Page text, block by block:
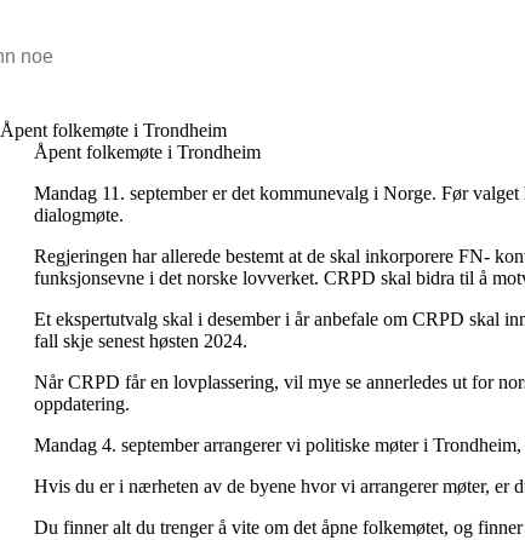
Kampsaker
Skansgård-forelesningen
Medlemsrådet
Bente Skansgårds
Åpent folkemøte i Trondheim
Åpent folkemøte i Trondheim
Mandag 11. september er det kommunevalg i Norge. Før
dialogmøte.
Regjeringen har allerede bestemt at de skal inkorporere FN-
funksjonsevne i det norske lovverket. CRPD skal bidra til å
Et ekspertutvalg skal i desember i år anbefale om CRPD skal
fall skje senest høsten 2024.
Når CRPD får en lovplassering, vil mye se annerledes ut for
oppdatering.
Mandag 4. september arrangerer vi politiske møter i
Hvis du er i nærheten av de byene hvor vi arrangerer møter, er
Du finner alt du trenger å vite om det åpne folkemøtet, og